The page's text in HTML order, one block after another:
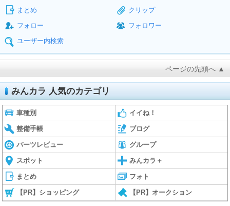
まとめ
クリップ
フォロー
フォロワー
ユーザー内検索
ページの先頭へ ▲
みんカラ 人気のカテゴリ
車種別 イイね！
整備手帳 ブログ
パーツレビュー グループ
スポット みんカラ＋
まとめ フォト
【PR】ショッピング 【PR】オークション